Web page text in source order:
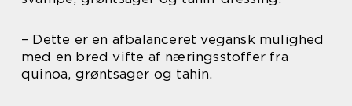
– Dette er en afbalanceret vegansk mulighed
med en bred vifte af næringsstoffer fra
quinoa, grøntsager og tahin.